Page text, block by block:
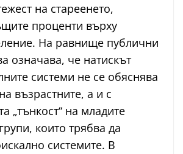
на стареенето,
проценти върху
На равнище публични
означава, че натискът
системи не се обяснява
възрастните, а и с
„тънкост“ на младите
които трябва да
системите. В